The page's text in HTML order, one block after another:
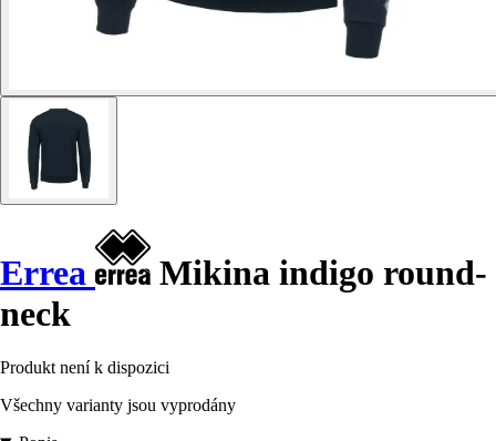
Errea
Mikina indigo round-
neck
Produkt není k dispozici
Všechny varianty jsou vyprodány